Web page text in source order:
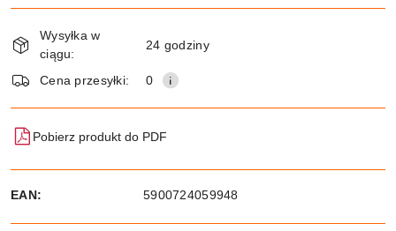
i
dostawa
Wysyłka w
ciągu:
24 godziny
Cena przesyłki: 0
Pobierz produkt do PDF
EAN: 5900724059948